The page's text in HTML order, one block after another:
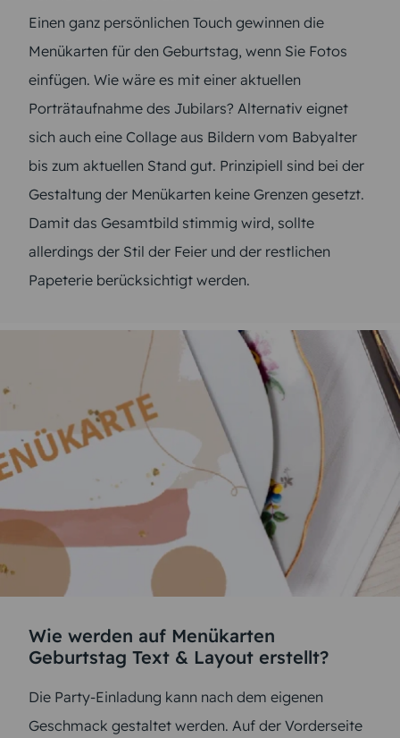
Einen ganz persönlichen Touch gewinnen die
Menükarten für den Geburtstag, wenn Sie Fotos
einfügen. Wie wäre es mit einer aktuellen
Porträtaufnahme des Jubilars? Alternativ eignet
sich auch eine Collage aus Bildern vom Babyalter
bis zum aktuellen Stand gut. Prinzipiell sind bei der
Gestaltung der Menükarten keine Grenzen gesetzt.
Damit das Gesamtbild stimmig wird, sollte
allerdings der Stil der Feier und der restlichen
Papeterie berücksichtigt werden.
Wie werden auf Menükarten
Geburtstag Text & Layout erstellt?
Die Party-Einladung kann nach dem eigenen
Geschmack gestaltet werden. Auf der Vorderseite